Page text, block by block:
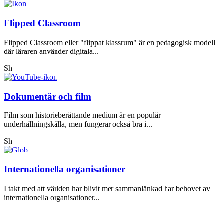
Flipped Classroom
Flipped Classroom eller "flippat klassrum" är en pedagogisk modell
där läraren använder digitala...
Sh
Dokumentär och film
Film som historieberättande medium är en populär
underhållningskälla, men fungerar också bra i...
Sh
Internationella organisationer
I takt med att världen har blivit mer sammanlänkad har behovet av
internationella organisationer...